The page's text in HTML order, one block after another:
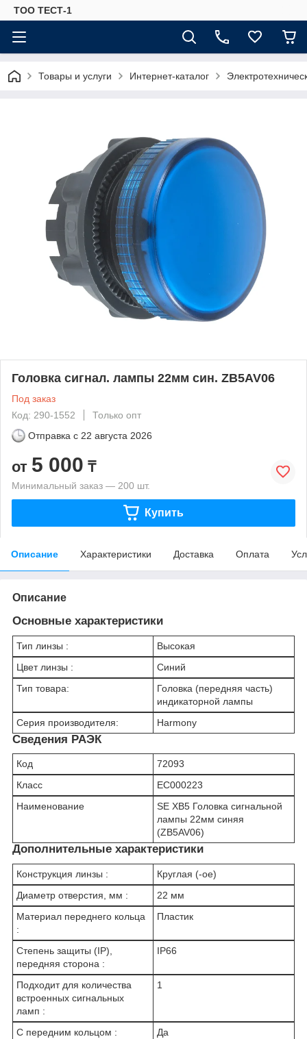
ТОО ТЕСТ-1
Товары и услуги Интернет-каталог
Головка сигнал. лампы 22мм син. ZB5AV06
Под заказ
Код: 290-1552
Только опт
Отправка с 22 августа 2026
от 5 000 ₸
Минимальный заказ — 200 шт.
Купить
Описание Характеристики Доставка Оплата
Описание
Основные характеристики
Тип линзы :
Высокая
Цвет линзы :
Синий
Тип товара:
Головка (передняя часть)
индикаторной лампы
Серия производителя:
Harmony
Сведения РАЭК
Код
72093
Класс
EC000223
Наименование
SE XB5 Головка сигнальной
лампы 22мм синяя
(ZB5AV06)
Дополнительные характеристики
Конструкция линзы :
Круглая (-ое)
Диаметр отверстия, мм :
22 мм
Материал переднего кольца
:
Пластик
Степень защиты (IP),
передняя сторона :
IP66
Подходит для количества
встроенных сигнальных
ламп :
1
С передним кольцом :
Да